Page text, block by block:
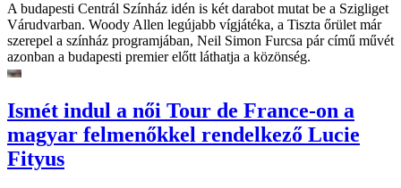
A budapesti Centrál Színház idén is két darabot mutat be a Szigliget
Várudvarban. Woody Allen legújabb vígjátéka, a Tiszta őrület már
szerepel a színház programjában, Neil Simon Furcsa pár című művét
azonban a budapesti premier előtt láthatja a közönség.
Ismét indul a női Tour de France-on a
magyar felmenőkkel rendelkező Lucie
Fityus